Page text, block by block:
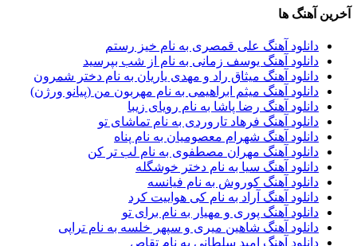
آخرین آهنگ ها
دانلود آهنگ علی قمصری به نام خیز رستم
دانلود آهنگ یوسف زمانی به نام از شب بپرسید
دانلود آهنگ میثاق راد و مهدی یاریان به نام دختر شمرون
دانلود آهنگ میثم ابراهیمی به نام مهربون من (پیانو ورژن)
دانلود آهنگ رضا پاشا به نام رویای زیبا
دانلود آهنگ فرهاد تاروردی به نام تماشای تو
دانلود آهنگ شهرام معصومیان به نام پناه
دانلود آهنگ مهران مصطفوی به نام لب تر کن
دانلود آهنگ سیا به نام دختر خوشگله
دانلود آهنگ کوروش به نام فیانسه
دانلود آهنگ آراد به نام کی هواییت کرد
دانلود آهنگ پوری و مهیار به نام برای تو
دانلود آهنگ شاهین میری و سپهر خلسه به نام تراپی
دانلود آهنگ امید سلطانی به نام تقاص